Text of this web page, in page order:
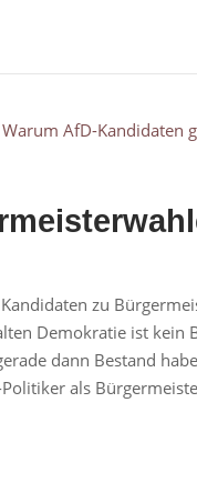
zu
Demokratie ist kein
dann Bestand
als